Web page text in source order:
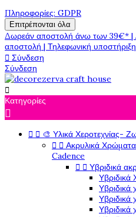
Πληροφορίες: GDPR
Επιτρέπονται όλα
Δωρεάν αποστολή άνω των 39€* |
αποστολή | Τηλεφωνική υποστήριξη
 Σύνδεση
Σύνδεση

Κατηγορίες

  🎨 Υλικά Χεροτεχνίας-
  Ακρυλικά
Cadence
  Υβριδικά